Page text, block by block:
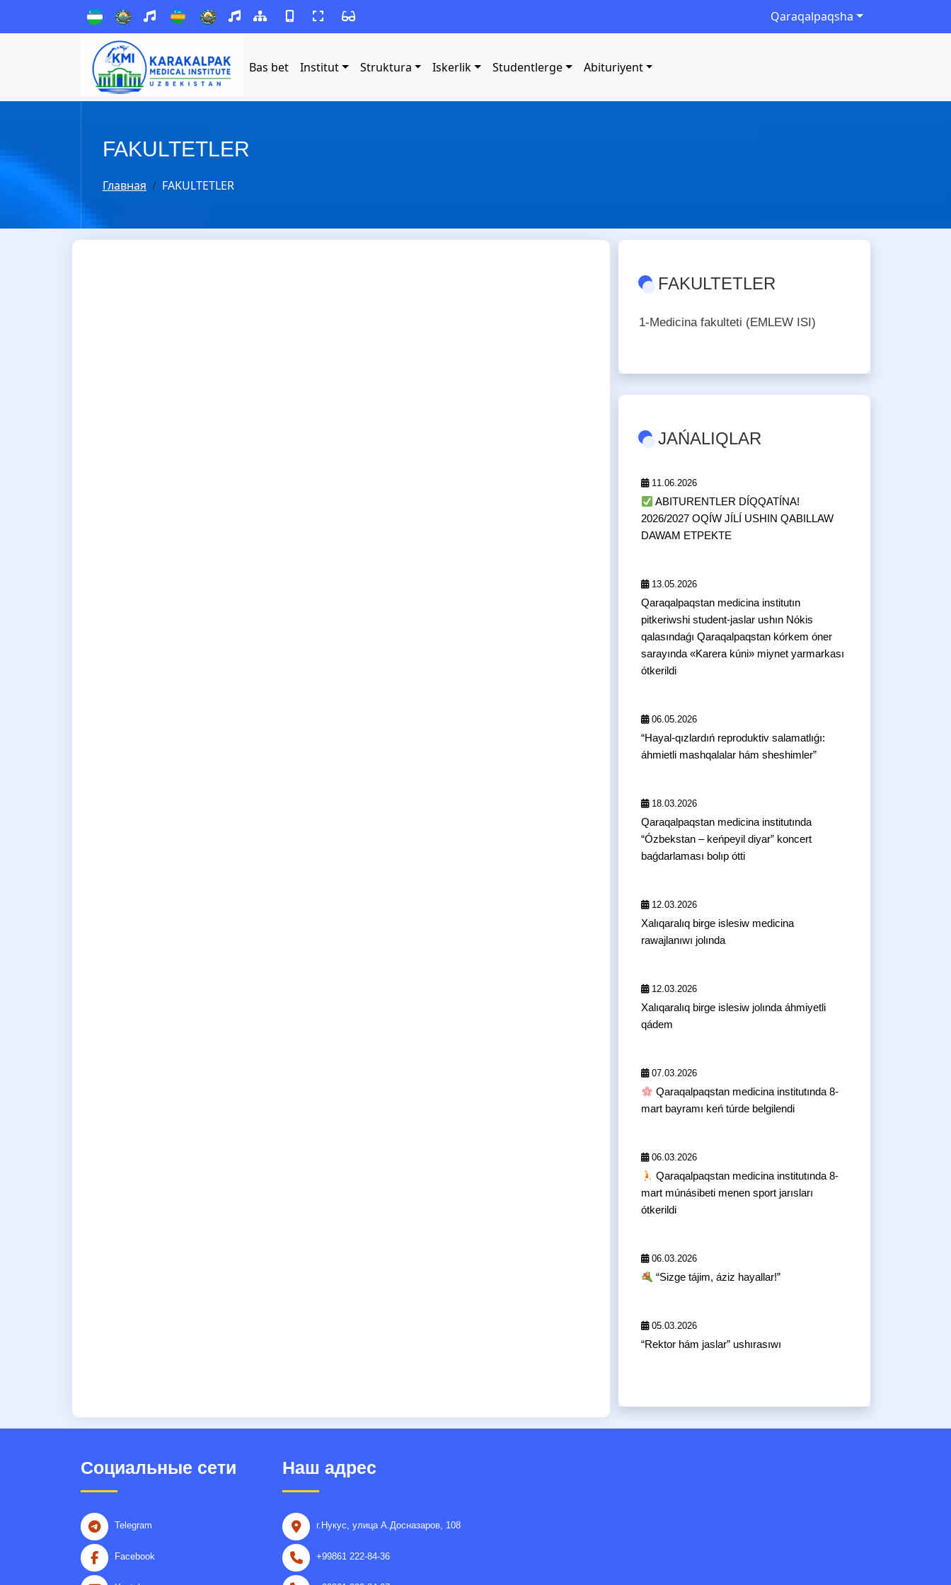
Qaraqalpaqsha
Bas bet Institut Struktura Iskerlik Studentlerge Abituriyent
FAKULTETLER
Главная FAKULTETLER
FAKULTETLER
1-Medicina fakulteti (EMLEW ISI)
JAŃALIQLAR
11.06.2026
ABITURENTLER DÍQQATÍNA!
2026/2027 OQÍW JÍLÍ USHIN QABILLAW
DAWAM ETPEKTE
13.05.2026
Qaraqalpaqstan medicina institutın
pitkeriwshi student-jaslar ushın Nókis
qalasındaǵı Qaraqalpaqstan kórkem óner
sarayında «Karera kúni» miynet yarmarkası
ótkerildi
06.05.2026
“Hayal-qızlardıń reproduktiv salamatlıǵı:
áhmietli mashqalalar hám sheshimler”
18.03.2026
Qaraqalpaqstan medicina institutında
“Ózbekstan – keńpeyil diyar” koncert
baǵdarlaması bolıp ótti
12.03.2026
Xalıqaralıq birge islesiw medicina
rawajlanıwı jolında
12.03.2026
Xalıqaralıq birge islesiw jolında áhmiyetli
qádem
07.03.2026
Qaraqalpaqstan medicina institutında 8-
mart bayramı keń túrde belgilendi
06.03.2026
Qaraqalpaqstan medicina institutında 8-
mart múnásibeti menen sport jarısları
ótkerildi
06.03.2026
“Sizge tájim, áziz hayallar!”
05.03.2026
“Rektor hám jaslar” ushırasıwı
Социальные сети
Telegram
Facebook
Наш адрес
г.Нукус, улица A.Досназаров, 108
+99861 222-84-36